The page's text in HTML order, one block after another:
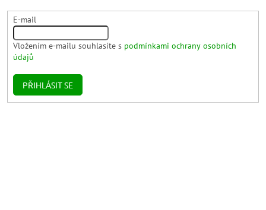
E-mail
Vložením e-mailu souhlasíte s podmínkami ochrany osobních
údajů
PŘIHLÁSIT SE